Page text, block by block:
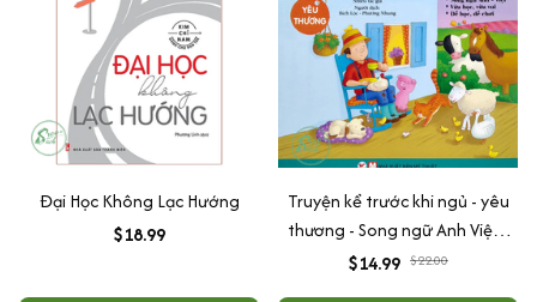
Đại Học Không Lạc Hướng
$18.99
Truyện kể trước khi ngủ - yêu
thương - Song ngữ Anh Việt -
Tân Việt Books
$14.99 $22.00